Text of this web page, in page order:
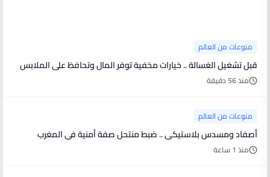
منوعات من العالم
قبل تشغيل الغسالة .. خيارات مخفية توفر المال وتحافظ على الملابس
منذ 56 دقيقة
منوعات من العالم
أصفاد ومسدس بلاستيكي .. ضبط منتحل صفة أمنية في المغرب
منذ 1 ساعة